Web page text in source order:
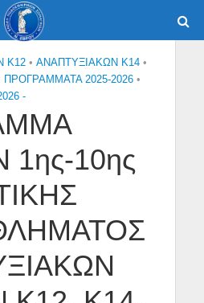
Κ12 • ΑΝΑΠΤΥΞΙΑΚΩΝ Κ14 •
ΠΡΟΓΡΑΜΜΑΤΑ 2025-2026 •
-
10ης